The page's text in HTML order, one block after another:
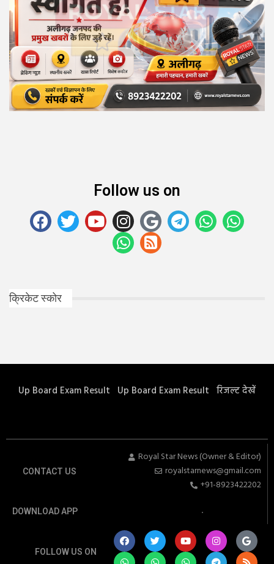
Follow us on
क्रिकेट स्कोर
Up Board Exam Result Up Board Exam Result रिजल्ट देखें
CONTACT US
Royal Star News (Owner & Editor)
royalstarnews@gmail.com
+91-8923422202
DOWNLOAD APP
FOLLOW US ON